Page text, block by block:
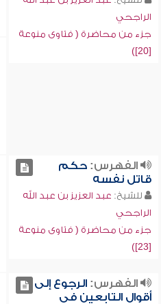
الراجحي
جزء من محاضرة ( فتاوى منوعة
[20])
الفهرس:حكم
قاتل نفسه
للشيخ: عبد العزيز بن عبد الله
الراجحي
جزء من محاضرة ( فتاوى منوعة
[23])
الفهرس:الرجوع إلى
أقوال التابعين في